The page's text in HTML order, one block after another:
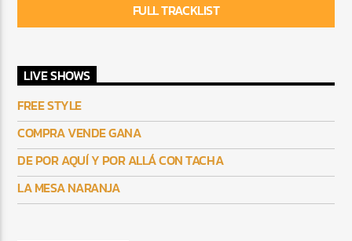
FULL TRACKLIST
LIVE SHOWS
FREE STYLE
COMPRA VENDE GANA
DE POR AQUÍ Y POR ALLÁ CON TACHA
LA MESA NARANJA